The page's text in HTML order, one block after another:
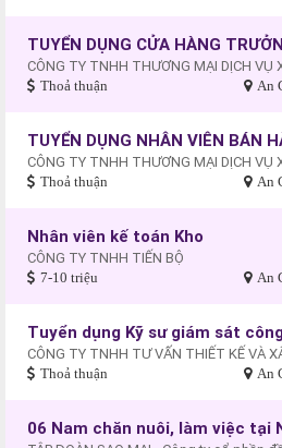
Thoả thuận An
Thoả thuận An
Nhân viên kế toán Kho
CÔNG TY TNHH TIẾN BỘ
7-10 triệu An
Tuyển dụng Kỹ sư giám sát
CÔNG TY TNHH TƯ VẤN THIẾT KẾ VÀ
Thoả thuận An